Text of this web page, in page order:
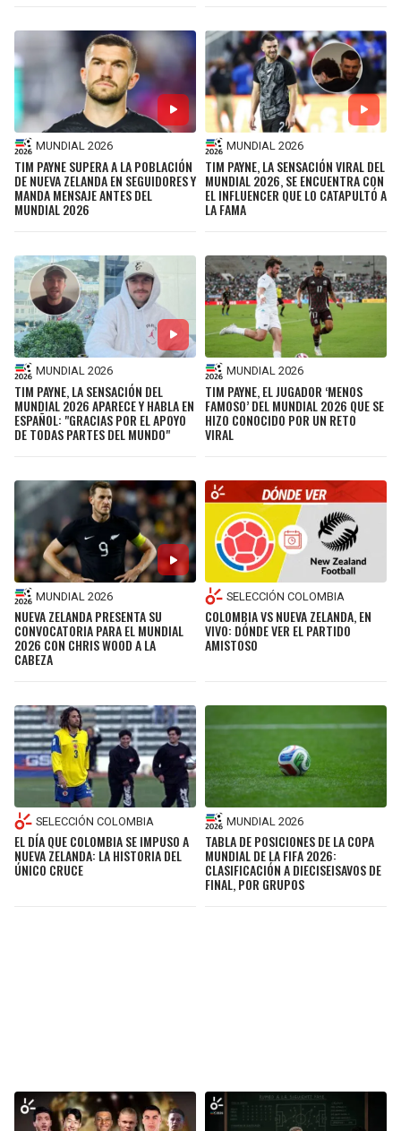
MUNDIAL 2026
TIM PAYNE SUPERA A LA POBLACIÓN
DE NUEVA ZELANDA EN SEGUIDORES Y
MANDA MENSAJE ANTES DEL
MUNDIAL 2026
MUNDIAL 2026
TIM PAYNE, LA SENSACIÓN VIRAL DEL
MUNDIAL 2026, SE ENCUENTRA CON
EL INFLUENCER QUE LO CATAPULTÓ A
LA FAMA
MUNDIAL 2026
TIM PAYNE, LA SENSACIÓN DEL
MUNDIAL 2026 APARECE Y HABLA EN
ESPAÑOL: "GRACIAS POR EL APOYO
DE TODAS PARTES DEL MUNDO"
MUNDIAL 2026
TIM PAYNE, EL JUGADOR ‘MENOS
FAMOSO’ DEL MUNDIAL 2026 QUE SE
HIZO CONOCIDO POR UN RETO
VIRAL
MUNDIAL 2026
NUEVA ZELANDA PRESENTA SU
CONVOCATORIA PARA EL MUNDIAL
2026 CON CHRIS WOOD A LA
CABEZA
SELECCIÓN COLOMBIA
COLOMBIA VS NUEVA ZELANDA, EN
VIVO: DÓNDE VER EL PARTIDO
AMISTOSO
SELECCIÓN COLOMBIA
EL DÍA QUE COLOMBIA SE IMPUSO A
NUEVA ZELANDA: LA HISTORIA DEL
ÚNICO CRUCE
MUNDIAL 2026
TABLA DE POSICIONES DE LA COPA
MUNDIAL DE LA FIFA 2026:
CLASIFICACIÓN A DIECISEISAVOS DE
FINAL, POR GRUPOS